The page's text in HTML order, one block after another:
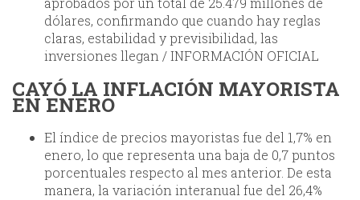
dólares, confirmando que cuando hay reglas
claras, estabilidad y previsibilidad, las
inversiones llegan / INFORMACIÓN OFICIAL
CAYÓ LA INFLACIÓN MAYORISTA
EN ENERO
El índice de precios mayoristas fue del 1,7% en
enero, lo que representa una baja de 0,7 puntos
porcentuales respecto al mes anterior. De esta
manera, la variación interanual fue del 26,4%